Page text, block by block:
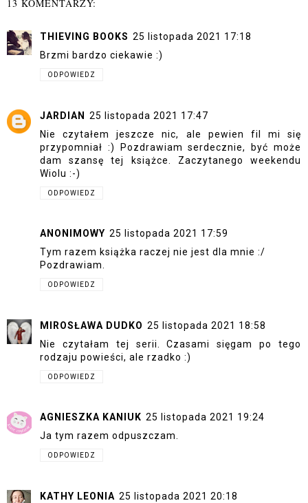
13 KOMENTARZY:
THIEVING BOOKS 25 listopada 2021 17:18
Brzmi bardzo ciekawie :)
ODPOWIEDZ
JARDIAN
25 listopada 2021 17:47
Nie czytałem jeszcze nic, ale pewien fil mi się
przypomniał :) Pozdrawiam serdecznie, być może
dam szansę tej książce. Zaczytanego weekendu
Wiolu :-)
ODPOWIEDZ
ANONIMOWY 25 listopada 2021 17:59
Tym razem książka raczej nie jest dla mnie :/
Pozdrawiam.
ODPOWIEDZ
MIROSŁAWA DUDKO 25 listopada 2021 18:58
Nie czytałam tej serii. Czasami sięgam po tego
rodzaju powieści, ale rzadko :)
ODPOWIEDZ
AGNIESZKA KANIUK 25 listopada 2021 19:24
Ja tym razem odpuszczam.
ODPOWIEDZ
KATHY LEONIA 25 listopada 2021 20:18